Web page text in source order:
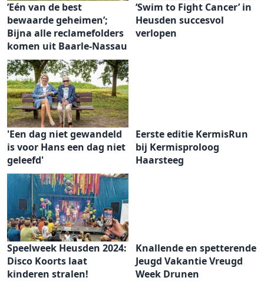
’Eén van de best
bewaarde geheimen’;
Bijna alle reclamefolders
komen uit Baarle-Nassau
‘Swim to Fight Cancer’ in
Heusden succesvol
verlopen
'Een dag niet gewandeld
is voor Hans een dag niet
geleefd'
Eerste editie KermisRun
bij Kermisproloog
Haarsteeg
Speelweek Heusden 2024:
Disco Koorts laat
kinderen stralen!
Knallende en spetterende
Jeugd Vakantie Vreugd
Week Drunen